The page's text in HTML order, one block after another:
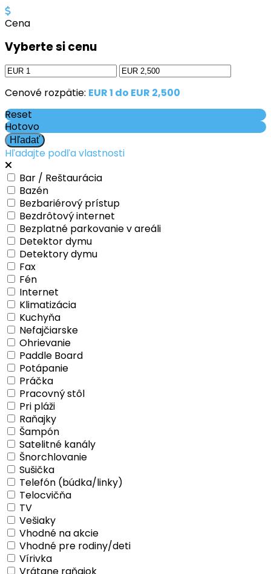
Cena
Vyberte si cenu
Cenové rozpätie: EUR 1 do EUR 2,500
Reset
Hotovo
Hľadajte podľa vlastnosti
Bar / Reštaurácia
Bazén
Bezbariérový prístup
Bezdrôtový internet
Bezplatné parkovanie v areáli
Detektor dymu
Detektory dymu
Fax
Fén
Internet
Klimatizácia
Kuchyňa
Nefajčiarske
Ohrievanie
Paddle Board
Potápanie
Práčka
Pracovný stôl
Pri pláži
Raňajky
Šampón
Satelitné kanály
Šnorchlovanie
Sušička
Telefón (búdka/linky)
Telocvičňa
TV
Vešiaky
Vhodné na akcie
Vhodné pre rodiny/deti
Vírivka
Vrátane raňajok